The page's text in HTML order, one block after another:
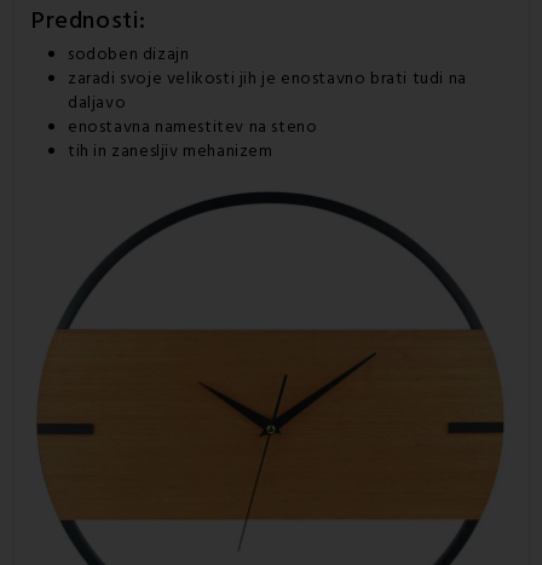
Prednosti:
sodoben dizajn
zaradi svoje velikosti jih je enostavno brati tudi na
daljavo
enostavna namestitev na steno
tih in zanesljiv mehanizem